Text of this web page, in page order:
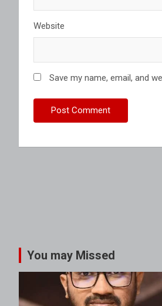
Website
Save my name, email, and
You may Missed